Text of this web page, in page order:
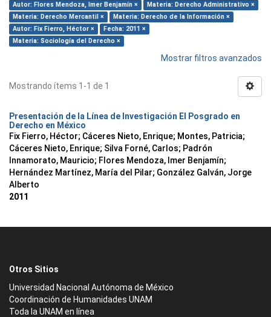
Autor: Flores Mendoza, Imer Benjamín ×
Materia: Derecho Administrativo ×
Materia: Derecho Mercantil ×
Materia: Derecho de la Información ×
Autor: Fix Fierro, Héctor ×
Fecha: 2011 ×
Materia: Sociología del Derecho ×
Mostrar filtros avanzados
Mostrando ítems 1-1 de 1
Presentación de la Línea de Investigación El Posgrado en
Derecho en México
Fix Fierro, Héctor; Cáceres Nieto, Enrique; Montes, Patricia;
Cáceres Nieto, Enrique; Silva Forné, Carlos; Padrón
Innamorato, Mauricio; Flores Mendoza, Imer Benjamín;
Hernández Martínez, María del Pilar; González Galván, Jorge
Alberto
2011
Otros Sitios
Universidad Nacional Autónoma de México
Coordinación de Humanidades UNAM
Toda la UNAM en línea